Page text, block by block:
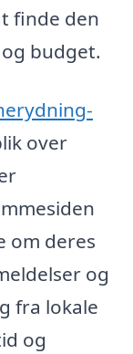
finde den
budget.
over
om deres
og
fra lokale
og